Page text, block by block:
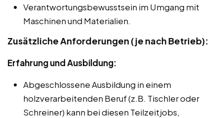
Verantwortungsbewusstsein im Umgang mit
Maschinen und Materialien.
Zusätzliche Anforderungen (je nach Betrieb):
Erfahrung und Ausbildung:
Abgeschlossene Ausbildung in einem
holzverarbeitenden Beruf (z.B. Tischler oder
Schreiner) kann bei diesen Teilzeitjobs,